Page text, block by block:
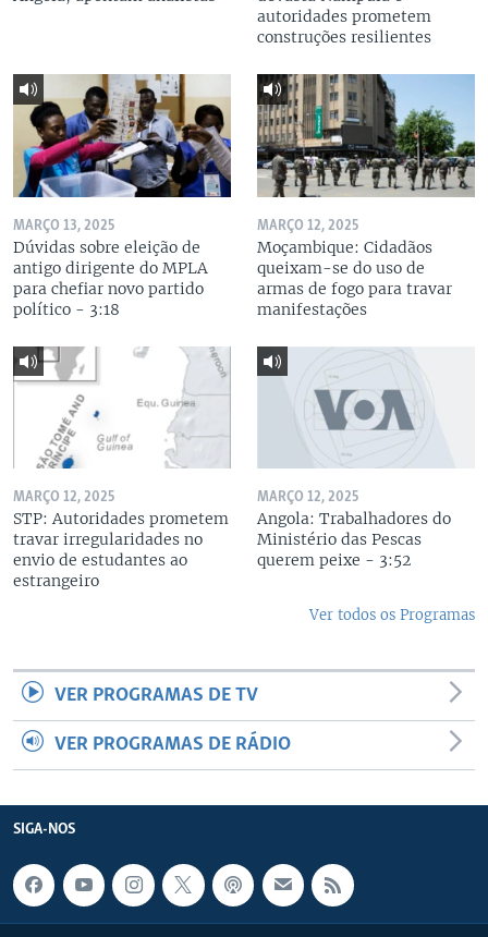
autoridades prometem
construções resilientes
MARÇO 13, 2025
Dúvidas sobre eleição de
antigo dirigente do MPLA
para chefiar novo partido
político - 3:18
MARÇO 12, 2025
Moçambique: Cidadãos
queixam-se do uso de
armas de fogo para travar
manifestações
MARÇO 12, 2025
STP: Autoridades prometem
travar irregularidades no
envio de estudantes ao
estrangeiro
MARÇO 12, 2025
Angola: Trabalhadores do
Ministério das Pescas
querem peixe - 3:52
Ver todos os Programas
VER PROGRAMAS DE TV
VER PROGRAMAS DE RÁDIO
SIGA-NOS